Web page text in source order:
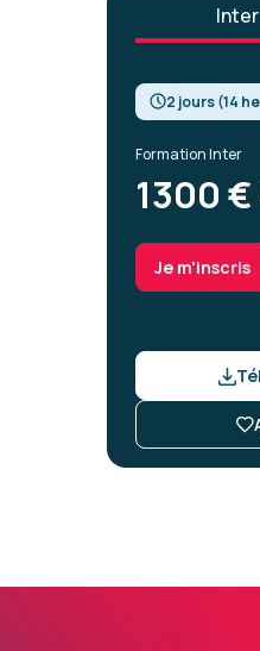
Inter
2 jours (14
Formation Inter
1300 €
Je m'inscris